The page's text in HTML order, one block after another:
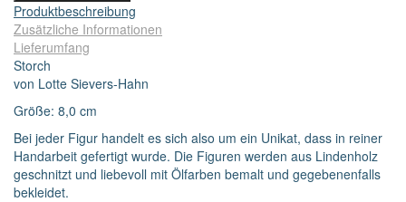
Produktbeschreibung
Zusätzliche Informationen
Lieferumfang
Storch
von Lotte Sievers-Hahn
Größe: 8,0 cm
Bei jeder Figur handelt es sich also um ein Unikat, dass in reiner
Handarbeit gefertigt wurde. Die Figuren werden aus Lindenholz
geschnitzt und liebevoll mit Ölfarben bemalt und gegebenenfalls
bekleidet.
Widerruf bestätigen